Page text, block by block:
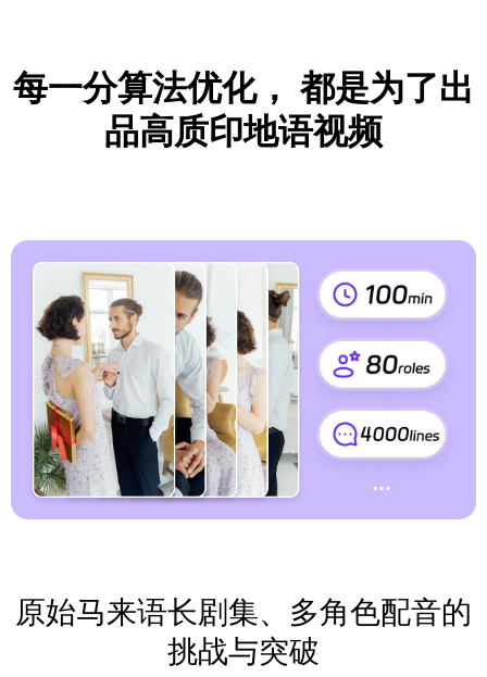
每一分算法优化， 都是为了出
品高质印地语视频
原始马来语长剧集、多角色配音的
挑战与突破